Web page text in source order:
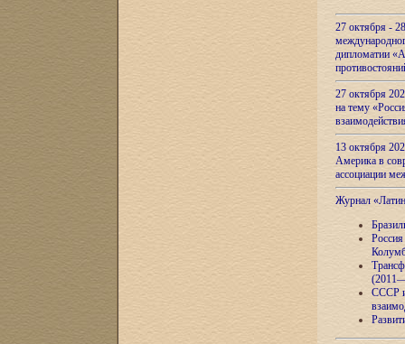
27 октября -
дипломатии
27 октября
на тему
13 октября
Америка в
ассоциации
Журнал
СССР и